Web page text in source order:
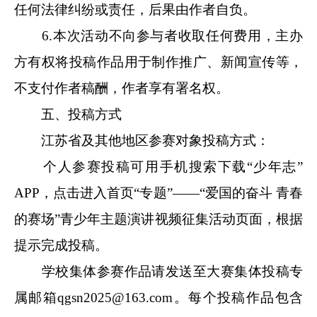
任何法律纠纷或责任，后果由作者自负。
6.本次活动不向参与者收取任何费用，主办
方有权将投稿作品用于制作推广、新闻宣传等，
不支付作者稿酬，作者享有署名权。
五、投稿方式
江苏省及其他地区参赛对象投稿方式：
个人参赛投稿可用手机搜索下载“少年志”
APP，点击进入首页“专题”——“爱国的奋斗 青春
的赛场”青少年主题演讲视频征集活动页面，根据
提示完成投稿。
学校集体参赛作品请发送至大赛集体投稿专
属邮箱qgsn2025@163.com。每个投稿作品包含